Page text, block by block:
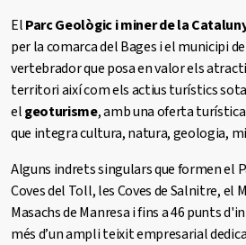
ElParc Geològic i miner de la
per la comarca del Bages i el municipi
vertebrador que posa en valor els
territori així com els actius turístics
elgeoturisme, amb una oferta
que integra cultura, natura, geologia,
Alguns indrets singulars que formen el
Coves del Toll, les Coves de Salnitre, el
Masachs de Manresa i fins a 46 punts
més d’un ampli teixit empresarial